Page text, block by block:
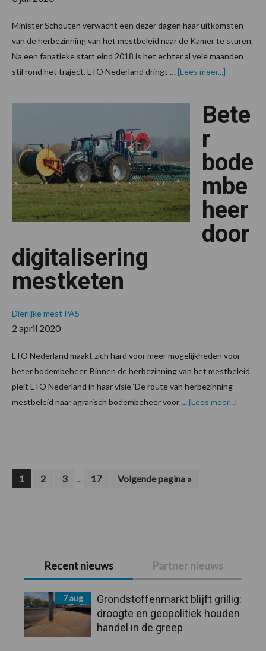
Minister Schouten verwacht een dezer dagen haar uitkomsten
van de herbezinning van het mestbeleid naar de Kamer te sturen.
Na een fanatieke start eind 2018 is het echter al vele maanden
stil rond het traject. LTO Nederland dringt …[Lees meer...]
moet
Bete
r
bode
mbe
heer
door
digitalisering
mestketen
Dierlijke mest PAS
2 april 2020
LTO Nederland maakt zich hard voor meer mogelijkheden voor
beter bodembeheer. Binnen de herbezinning van het mestbeleid
pleit LTO Nederland in haar visie ‘De route van herbezinning
mestbeleid naar agrarisch bodembeheer voor …[Lees meer...]
Pagina
1 Pagina
2 Pagina
3
Interim
… Pagina
17
Ga
naar
Volgende pagina »
Primaire
Sidebar
Recent nieuws Partner nieuws
7 aug
Grondstoffenmarkt blijft grillig:
droogte en geopolitiek houden
handel in de greep